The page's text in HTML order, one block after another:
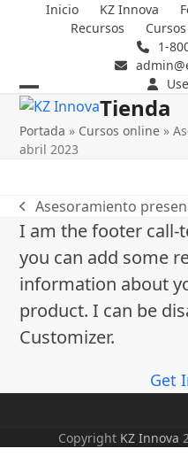
Inicio KZ Innova
Recursos
1-
Open
mobile
Close
mobile
Tienda
Portada » Cursos online »
abril 2023
previous
post:
Asesoramiento
I am the footer call-
you can add some
information about
product. I can be
Customizer.
Get
Copyright KZ Innova